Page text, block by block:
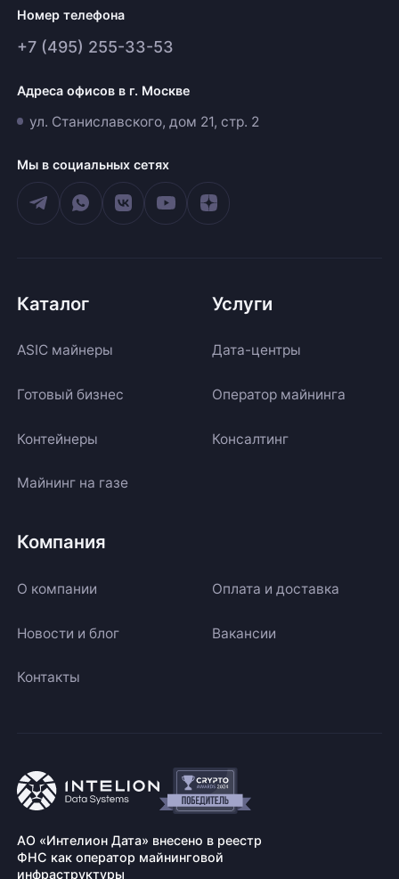
Номер телефона
+7 (495) 255-33-53
Адреса офисов в г. Москве
ул. Станиславского, дом 21, стр. 2
Мы в социальных сетях
Каталог
ASIC майнеры
Готовый бизнес
Контейнеры
Майнинг на газе
Услуги
Дата-центры
Оператор майнинга
Консалтинг
Компания
О компании Оплата и доставка
Новости и блог Вакансии
Контакты
АО «Интелион Дата» внесено в реестр
ФНС как оператор майнинговой
инфраструктуры